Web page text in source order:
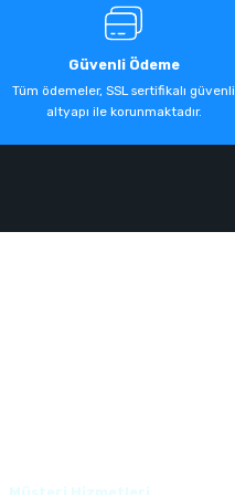
Güvenli Ödeme
Tüm ödemeler, SSL sertifikalı güvenli
altyapı ile korunmaktadır.